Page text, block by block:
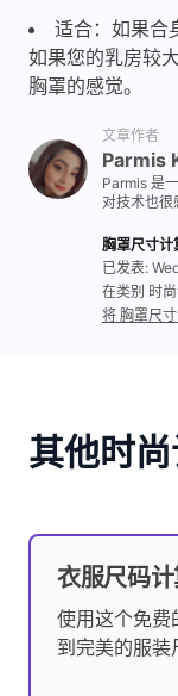
适合：如果合
如果您的乳房较
胸罩的感觉。
文章作者
Parmis
Parmis 是
对技术也很
胸罩尺寸计
已发表:
在类别 时
将 胸罩尺
其他时
衣服尺码
使用这个免费
到完美的服装